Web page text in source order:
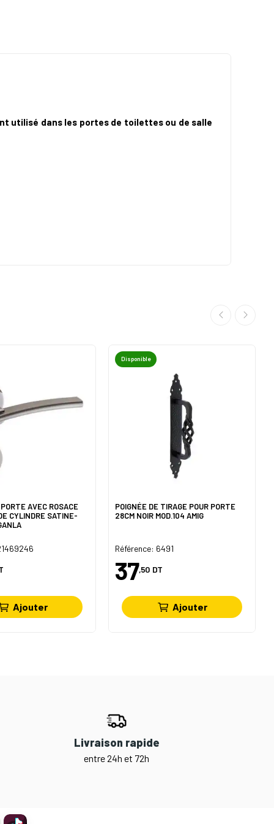
utilisé dans les portes de toilettes ou de salle
AVEC ROSACE
CYLINDRE SATINE-
Ajouter
Disponible
POIGNÉE DE TIRAGE POUR PORTE
28CM NOIR MOD.104 AMIG
Référence: 6491
37,50 DT
Ajouter
Livraison rapide
entre 24h et 72h